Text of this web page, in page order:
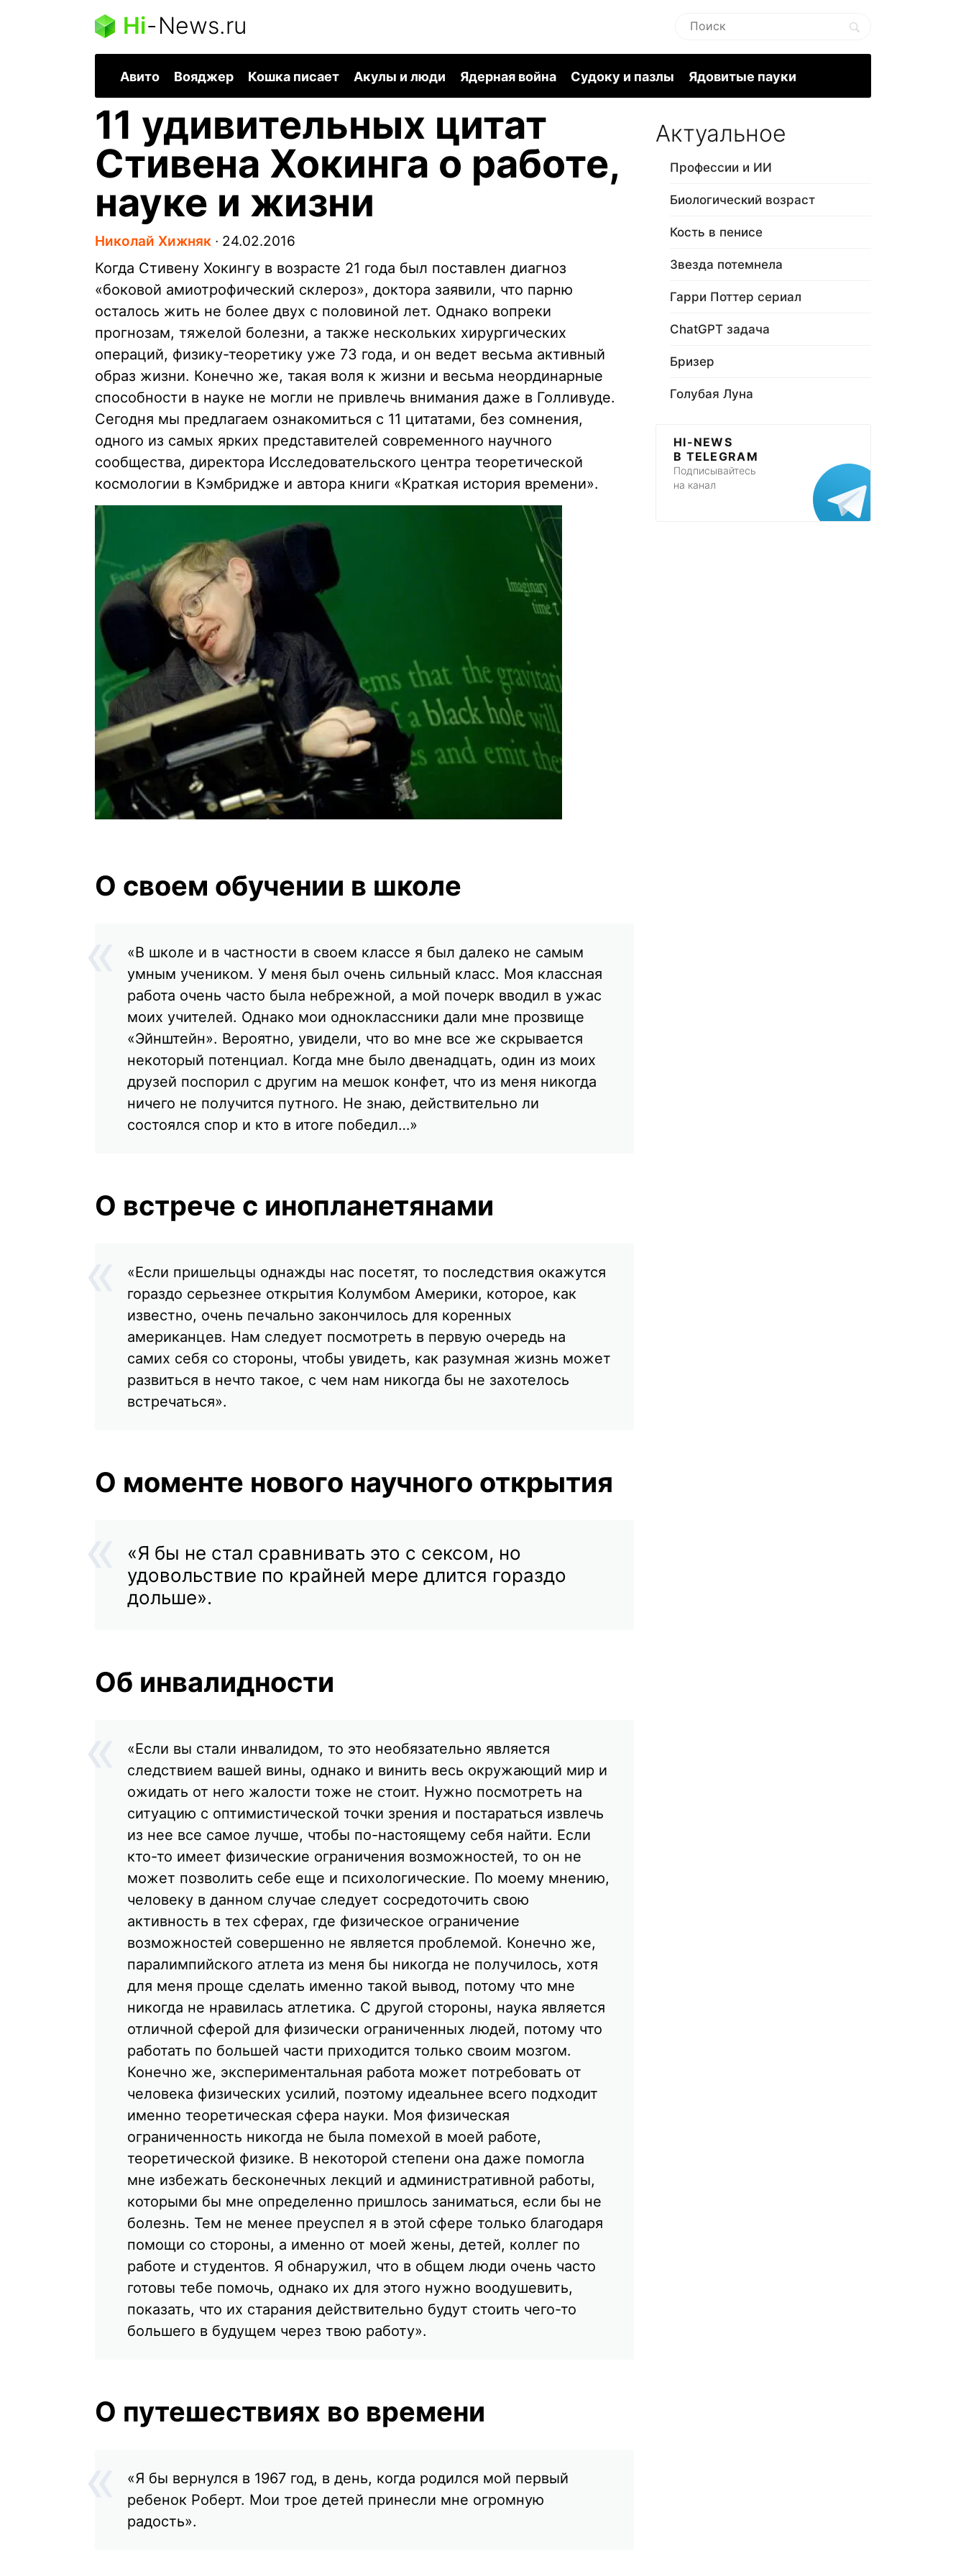
Hi-News.ru
Авито Вояджер Кошка писает Акулы и люди Ядерная война Судоку и пазлы Ядовитые пауки
11 удивительных цитат
Стивена Хокинга о работе,
науке и жизни
Николай Хижняк ∙ 24.02.2016
Когда Стивену Хокингу в возрасте 21 года был поставлен диагноз
«боковой амиотрофический склероз», доктора заявили, что парню
осталось жить не более двух с половиной лет. Однако вопреки
прогнозам, тяжелой болезни, а также нескольких хирургических
операций, физику-теоретику уже 73 года, и он ведет весьма активный
образ жизни. Конечно же, такая воля к жизни и весьма неординарные
способности в науке не могли не привлечь внимания даже в Голливуде.
Сегодня мы предлагаем ознакомиться с 11 цитатами, без сомнения,
одного из самых ярких представителей современного научного
сообщества, директора Исследовательского центра теоретической
космологии в Кэмбридже и автора книги «Краткая история времени».
О своем обучении в школе
«В школе и в частности в своем классе я был далеко не самым
умным учеником. У меня был очень сильный класс. Моя классная
работа очень часто была небрежной, а мой почерк вводил в ужас
моих учителей. Однако мои одноклассники дали мне прозвище
«Эйнштейн». Вероятно, увидели, что во мне все же скрывается
некоторый потенциал. Когда мне было двенадцать, один из моих
друзей поспорил с другим на мешок конфет, что из меня никогда
ничего не получится путного. Не знаю, действительно ли
состоялся спор и кто в итоге победил…»
О встрече с инопланетянами
«Если пришельцы однажды нас посетят, то последствия окажутся
гораздо серьезнее открытия Колумбом Америки, которое, как
известно, очень печально закончилось для коренных
американцев. Нам следует посмотреть в первую очередь на
самих себя со стороны, чтобы увидеть, как разумная жизнь может
развиться в нечто такое, с чем нам никогда бы не захотелось
встречаться».
О моменте нового научного открытия
«Я бы не стал сравнивать это с сексом, но
удовольствие по крайней мере длится гораздо
дольше».
Об инвалидности
«Если вы стали инвалидом, то это необязательно является
следствием вашей вины, однако и винить весь окружающий мир и
ожидать от него жалости тоже не стоит. Нужно посмотреть на
ситуацию с оптимистической точки зрения и постараться извлечь
из нее все самое лучше, чтобы по-настоящему себя найти. Если
кто-то имеет физические ограничения возможностей, то он не
может позволить себе еще и психологические. По моему мнению,
человеку в данном случае следует сосредоточить свою
активность в тех сферах, где физическое ограничение
возможностей совершенно не является проблемой. Конечно же,
паралимпийского атлета из меня бы никогда не получилось, хотя
для меня проще сделать именно такой вывод, потому что мне
никогда не нравилась атлетика. С другой стороны, наука является
отличной сферой для физически ограниченных людей, потому что
работать по большей части приходится только своим мозгом.
Конечно же, экспериментальная работа может потребовать от
человека физических усилий, поэтому идеальнее всего подходит
именно теоретическая сфера науки. Моя физическая
ограниченность никогда не была помехой в моей работе,
теоретической физике. В некоторой степени она даже помогла
мне избежать бесконечных лекций и административной работы,
которыми бы мне определенно пришлось заниматься, если бы не
болезнь. Тем не менее преуспел я в этой сфере только благодаря
помощи со стороны, а именно от моей жены, детей, коллег по
работе и студентов. Я обнаружил, что в общем люди очень часто
готовы тебе помочь, однако их для этого нужно воодушевить,
показать, что их старания действительно будут стоить чего-то
большего в будущем через твою работу».
О путешествиях во времени
«Я бы вернулся в 1967 год, в день, когда родился мой первый
ребенок Роберт. Мои трое детей принесли мне огромную
радость».
Актуальное
Профессии и ИИ
Биологический возраст
Кость в пенисе
Звезда потемнела
Гарри Поттер сериал
ChatGPT задача
Бризер
Голубая Луна
HI-NEWS
В TELEGRAM
Подписывайтесь
на канал